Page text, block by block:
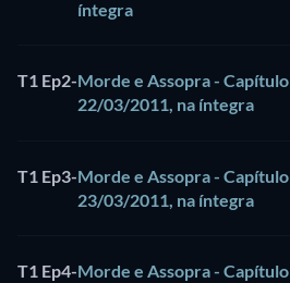
íntegra
T1 Ep2-Morde e Assopra -
22/03/2011, na íntegra
T1 Ep3-Morde e Assopra -
23/03/2011, na íntegra
T1 Ep4-Morde e Assopra -